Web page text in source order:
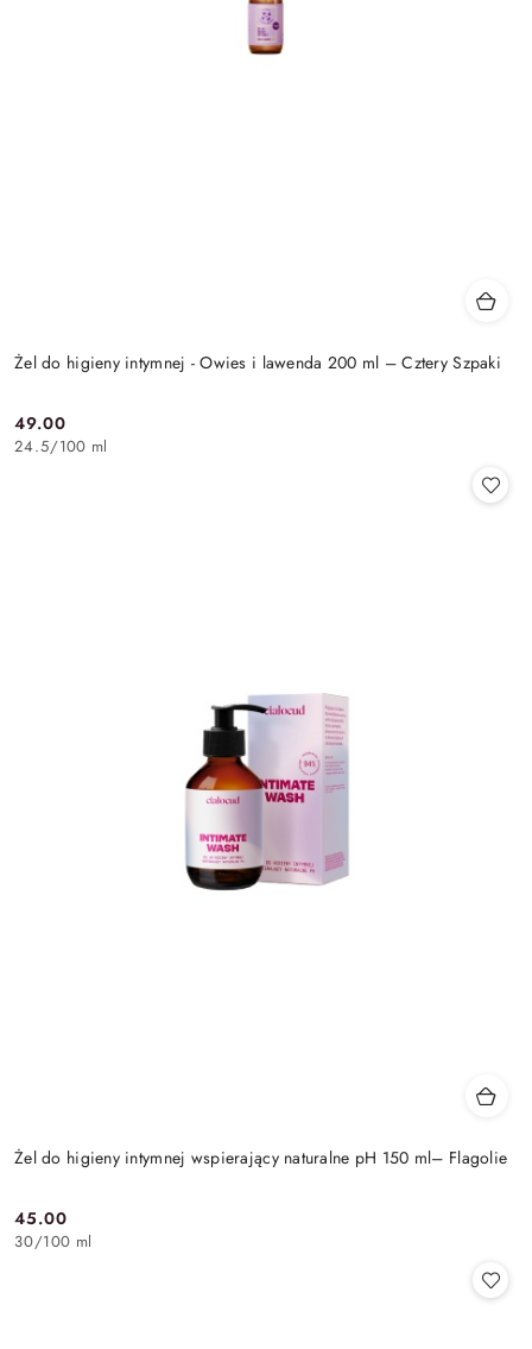
Żel do higieny intymnej - Owies i lawenda 200 ml – Cztery Szpaki
Cena:
49.00
24.5/100 ml
Żel do higieny intymnej wspierający naturalne pH 150 ml– Flagolie
Cena:
45.00
30/100 ml